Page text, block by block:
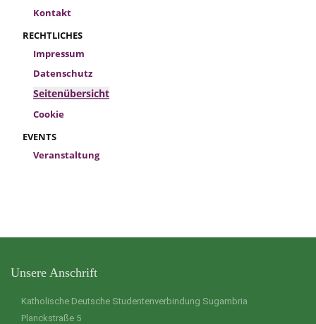
Kontakt
RECHTLICHES
Impressum
Datenschutz
Seitenübersicht
Cookie
EVENTS
Veranstaltung
Unsere Anschrift
Katholische Deutsche Studentenverbindung Sugambria
Planckstraße 5